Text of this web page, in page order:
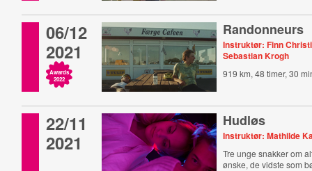
06/12
2021
Awards
2022
Randonneurs
Instruktør: Finn
Sebastian Krogh
919 km, 48 timer, 30
22/11
2021
Hudløs
Instruktør: Mathilde
Tre unge snakker om
ønske, de vidste som